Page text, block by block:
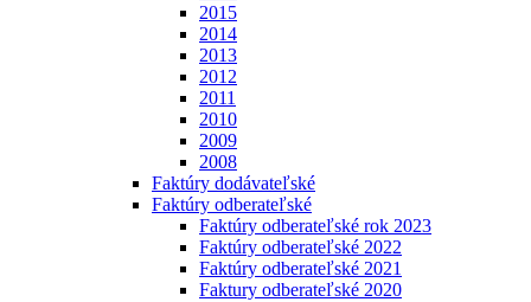
2015
2014
2013
2012
2011
2010
2009
2008
Faktúry dodávateľské
Faktúry odberateľské
Faktúry odberateľské rok 2023
Faktúry odberateľské 2022
Faktúry odberateľské 2021
Faktury odberateľské 2020